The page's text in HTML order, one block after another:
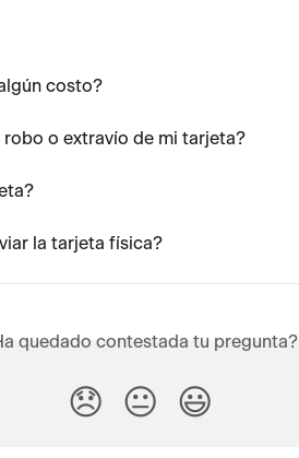
costo?
robo o extravío de mi tarjeta?
la tarjeta física?
quedado contestada tu pregunta?
😞 😐 😃